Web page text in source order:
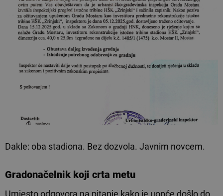
Dakle: oba stadiona. Bez dozvola. Javnim novcem.
Gradonačelnik koji crta metu
Umjesto odgovora na pitanje kako je uopće došlo do